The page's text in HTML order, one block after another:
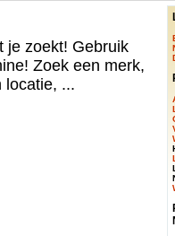
je zoekt! Gebruik
Zoek een merk,
locatie, ...